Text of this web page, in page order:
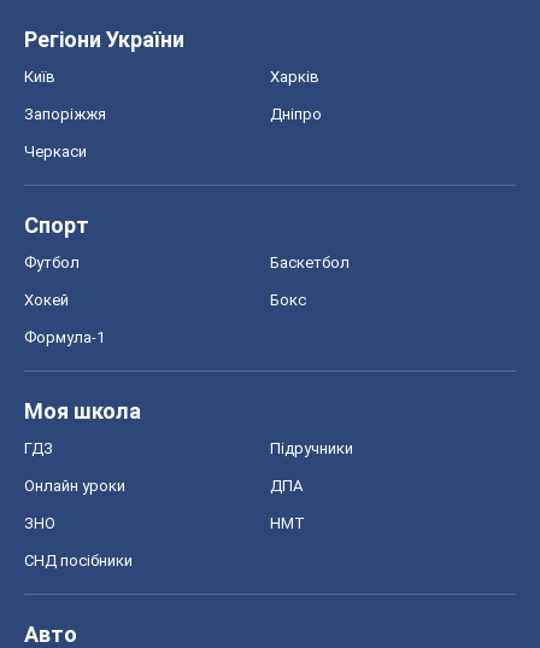
Регіони України
Київ Харків
Запоріжжя Дніпро
Черкаси
Спорт
Футбол Баскетбол
Хокей Бокс
Формула-1
Моя школа
ГДЗ Підручники
Онлайн уроки ДПА
ЗНО НМТ
СНД посібники
Авто